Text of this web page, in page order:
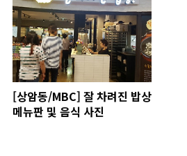
[상암동/MBC] 잘 차려진 밥상
메뉴판 및 음식 사진